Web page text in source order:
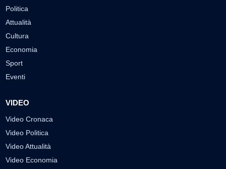
Politica
Attualità
Cultura
Economia
Sport
Eventi
VIDEO
Video Cronaca
Video Politica
Video Attualità
Video Economia